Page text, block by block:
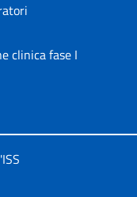
clinica fase I